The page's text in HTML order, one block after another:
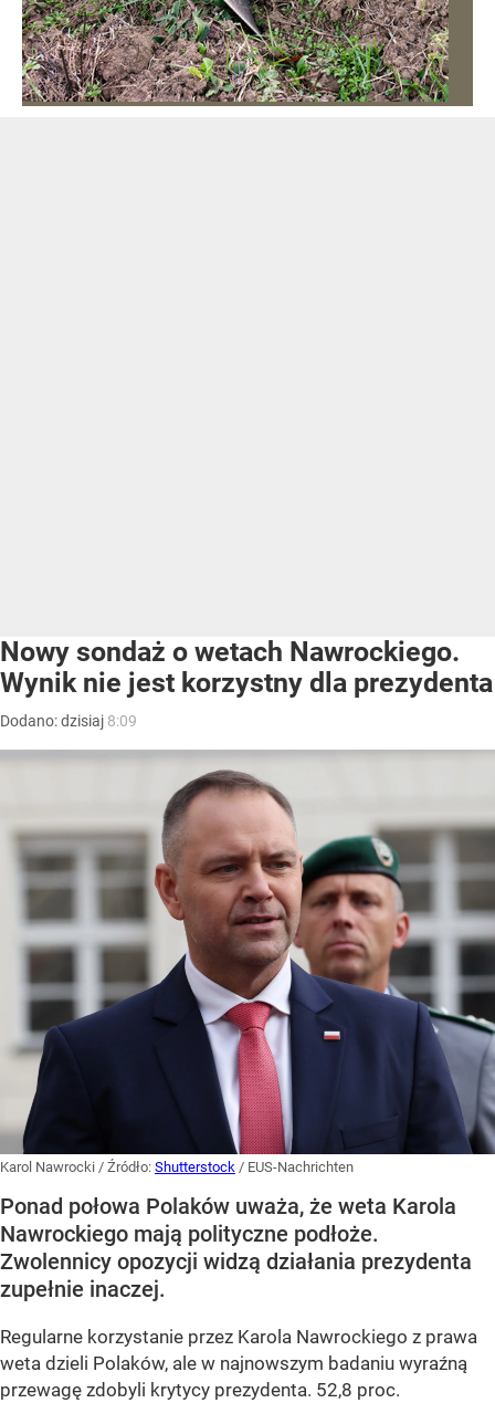
Nowy sondaż o wetach Nawrockiego.
Wynik nie jest korzystny dla prezydenta
Dodano:dzisiaj 8:09
Karol Nawrocki / Źródło: Shutterstock / EUS-Nachrichten
Ponad połowa Polaków uważa, że weta Karola
Nawrockiego mają polityczne podłoże.
Zwolennicy opozycji widzą działania prezydenta
zupełnie inaczej.
Regularne korzystanie przez Karola Nawrockiego z prawa
weta dzieli Polaków, ale w najnowszym badaniu wyraźną
przewagę zdobyli krytycy prezydenta. 52,8 proc.